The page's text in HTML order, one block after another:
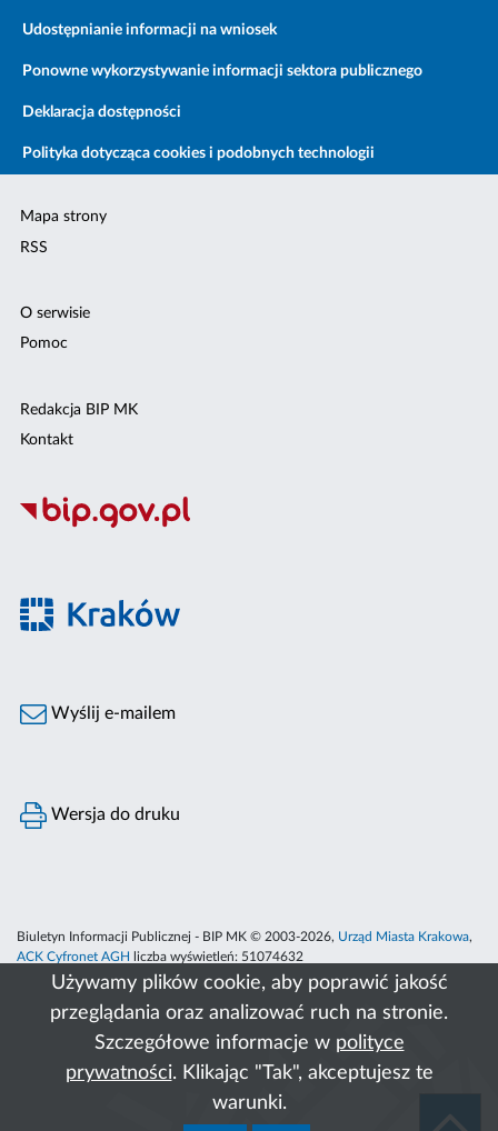
Używamy plików cookie, aby poprawić jakość
przeglądania oraz analizować ruch na stronie.
Szczegółowe informacje w polityce
prywatności. Klikając "Tak", akceptujesz te
warunki.
Udostępnianie informacji na wniosek
Ponowne wykorzystywanie informacji sektora publicznego
Deklaracja dostępności
Polityka dotycząca cookies i podobnych technologii
Mapa strony
RSS
O serwisie
Pomoc
Redakcja BIP MK
Kontakt
Wyślij e-mailem
Wersja do druku
Biuletyn Informacji Publicznej - BIP MK © 2003-2026, Urząd Miasta Krakowa,
ACK Cyfronet AGH
liczba wyświetleń: 51074632